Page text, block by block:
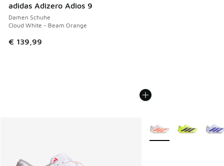
adidas Adizero Adios 9
Damen Schuhe
Cloud White - Beam Orange
€ 139,99
Weitere Farben